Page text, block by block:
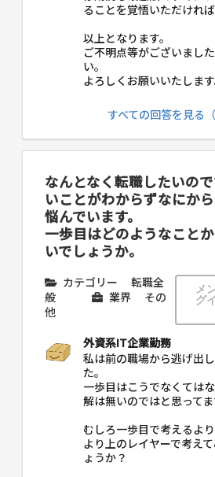
ることを覚悟いただければ
以上となります。
ご不明点等がございまし
い。
よろしくお願いいたします
すべての回答を見る（
なんとなく転職したいの
いことがわからずなにか
悩んでいます。
一歩目はどのようなこと
いでしょうか。
カテゴリー
転職全
般
業界
その
他
メ
グ
外資系IT企業勤務
私は前の職場から逃げ出
た。
一歩目はこうでなくては
解は無いのではと思ってま
むしろ一歩目で考えるより
より上のレイヤーで考え
ょうか？